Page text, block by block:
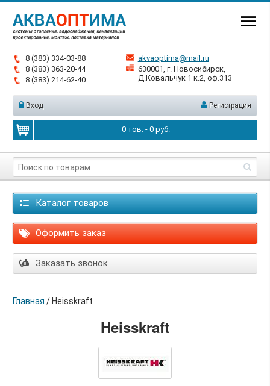
8 (383) 334-03-88
8 (383) 363-20-44
8 (383) 214-62-40
akvaoptima@mail.ru
630001, г. Новосибирск,
Д.Ковальчук 1 к.2, оф.313
Вход Регистрация
0тов. - 0руб.
Каталог товаров
Оформить заказ
Заказать звонок
Главная / Heisskraft
Heisskraft